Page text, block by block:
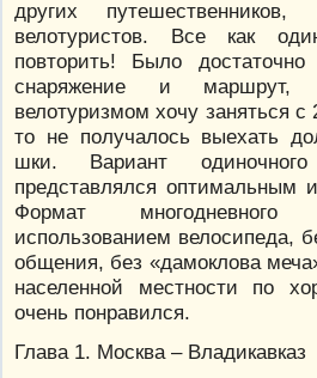
других
велотуристов. Все как
повторить! Было
снаряжение и
велотуризмом хочу заняться с
то не получалось выехать
шки. Вариант
представлялся оптимальным
Формат
использованием велосипеда,
общения, без «дамоклова
населенной местности по
очень понравился.
Глава 1. Москва – Владикавказ